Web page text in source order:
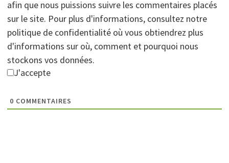
afin que nous puissions suivre les commentaires placés
sur le site. Pour plus d'informations, consultez notre
politique de confidentialité où vous obtiendrez plus
d'informations sur où, comment et pourquoi nous
stockons vos données.
J'accepte
0 COMMENTAIRES